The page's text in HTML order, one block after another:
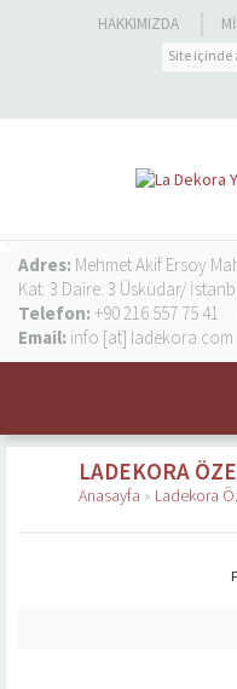
HAKKIMIZDA
Adres: Mehmet Akif Ersoy
Kat: 3 Daire: 3 Üsküdar/
Telefon: +90 216 557 75 41
Email: info [at] ladekora.com
LADEKORA
Anasayfa » Ladekora